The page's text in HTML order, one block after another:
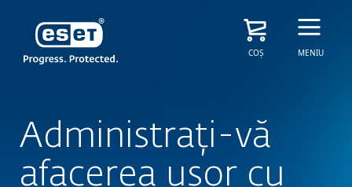
COȘ MENIU
Administrați-vă
afacerea ușor cu